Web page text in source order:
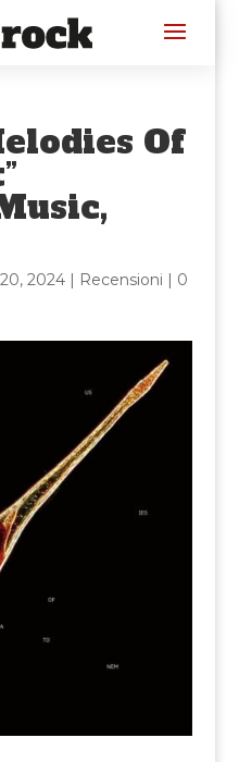
Of
2024| Recensioni | 0